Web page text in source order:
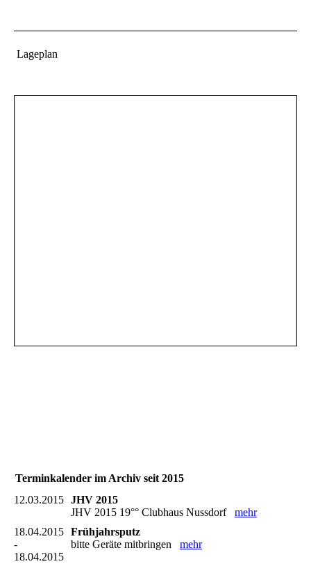
Lageplan
Terminkalender im Archiv seit 2015
12.03.2015 JHV 2015
JHV 2015 19°° Clubhaus Nussdorf mehr
18.04.2015
-
18.04.2015
Frühjahrsputz
bitte Geräte mitbringen mehr